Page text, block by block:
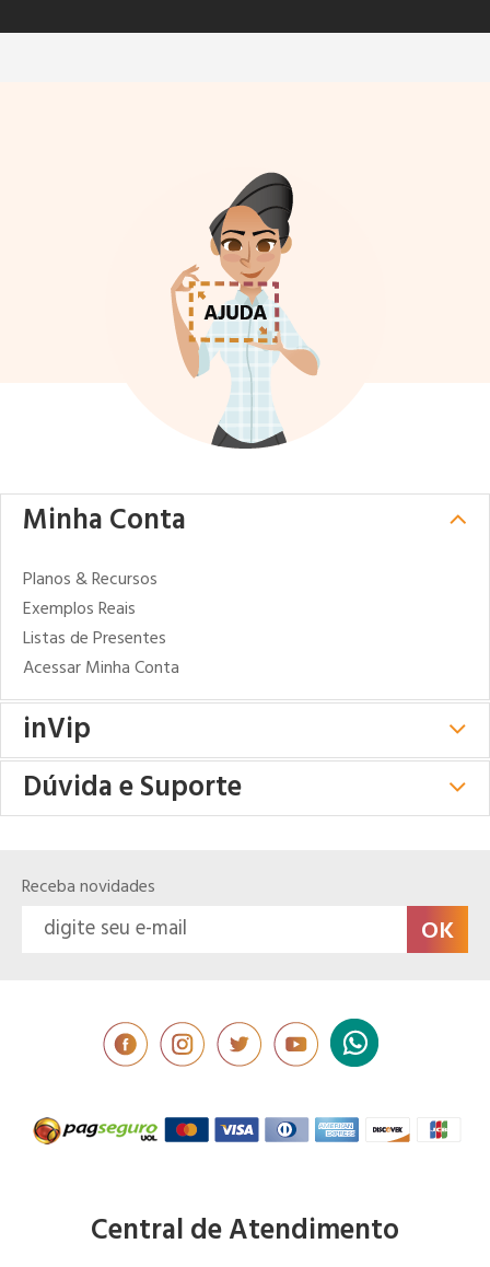
Minha Conta
Planos & Recursos
Exemplos Reais
Listas de Presentes
Acessar Minha Conta
inVip
Dúvida e Suporte
Receba novidades
Central de Atendimento